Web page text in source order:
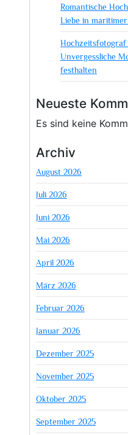
Romantische
Liebe in
Hochzeitsfotograf
Unvergessliche
festhalten
Neueste
Es sind keine
Archiv
August 2026
Juli 2026
Juni 2026
Mai 2026
April 2026
März 2026
Februar 2026
Januar 2026
Dezember 2025
November 2025
Oktober 2025
September 2025